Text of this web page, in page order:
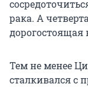
рака. А
дорогостоящая
Тем не менее
сталкивался с